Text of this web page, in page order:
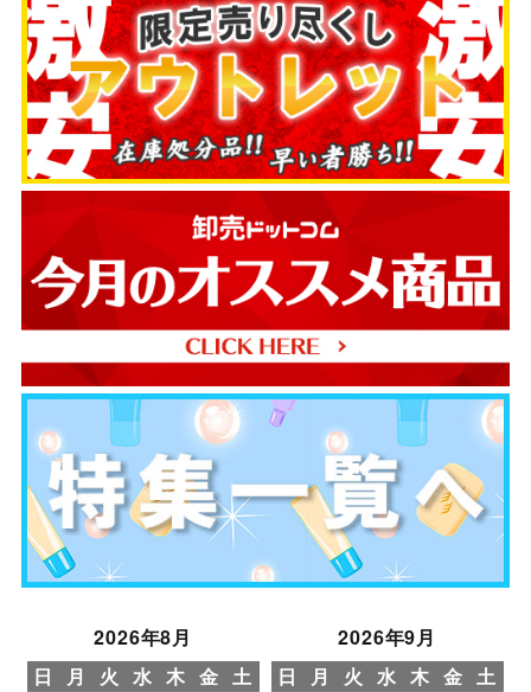
2026年8月
日
月 火 水 木 金 土
2026年9月
日
月 火 水 木 金 土